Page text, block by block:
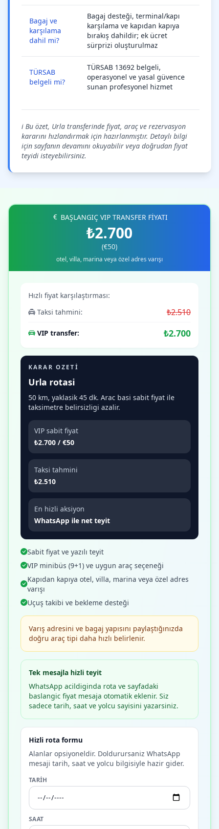
Bagaj ve
karşılama
dahil mi?
Bagaj desteği, terminal/kapı
karşılama ve kapıdan kapıya
bırakış dahildir; ek ücret
sürprizi oluşturulmaz
TÜRSAB
belgeli mi?
TÜRSAB 13692 belgeli,
operasyonel ve yasal güvence
sunan profesyonel hizmet
ℹ️ Bu özet, Urla transferinde fiyat, araç ve rezervasyon
kararını hızlandırmak için hazırlanmıştır. Detaylı bilgi
için sayfanın devamını okuyabilir veya doğrudan fiyat
teyidi isteyebilirsiniz.
BAŞLANGIÇ VIP TRANSFER FİYATI
₺2.700
(€50)
otel, villa, marina veya özel adres varışı
Hızlı fiyat karşılaştırması:
Taksi tahmini:
₺2.510
VIP transfer: ₺2.700
KARAR OZETI
Urla rotasi
50 km, yaklasik 45 dk. Arac basi sabit fiyat ile
taksimetre belirsizligi azalir.
VIP sabit fiyat
₺2.700 / €50
Taksi tahmini
₺2.510
En hizli aksiyon
WhatsApp ile net teyit
Sabit fiyat ve yazılı teyit
VIP minibüs (9+1) ve uygun araç seçeneği
Kapıdan kapıya otel, villa, marina veya özel adres
varışı
Uçuş takibi ve bekleme desteği
Varış adresini ve bagaj yapısını paylaştığınızda
doğru araç tipi daha hızlı belirlenir.
Tek mesajla hizli teyit
WhatsApp acildiginda rota ve sayfadaki
baslangic fiyat mesaja otomatik eklenir. Siz
sadece tarih, saat ve yolcu sayisini yazarsiniz.
Hizli rota formu
Alanlar opsiyoneldir. Doldurursaniz WhatsApp
mesaji tarih, saat ve yolcu bilgisiyle hazir gider.
TARIH
SAAT